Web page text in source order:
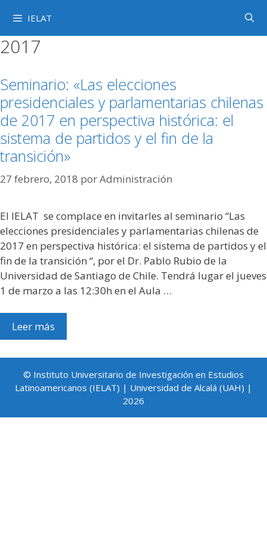
contenido
IELAT
2017
Seminario: «Las elecciones
presidenciales y parlamentarias chilenas
de 2017 en perspectiva histórica: el
sistema de partidos y el fin de la
transición»
27 febrero, 2018 porAdministración
El IELAT se complace en invitarles al seminario “Las
elecciones presidenciales y parlamentarias chilenas de
2017 en perspectiva histórica: el sistema de partidos y el
fin de la transición “, por el Dr. Pablo Rubio de la
Universidad de Santiago de Chile. Tendrá lugar el jueves
1 de marzo a las 12:30h en el Aula …
Leer más
© Instituto Universitario de Investigación en Estudios
Latinoamericanos (IELAT) | Universidad de Alcalá (UAH) |
2026